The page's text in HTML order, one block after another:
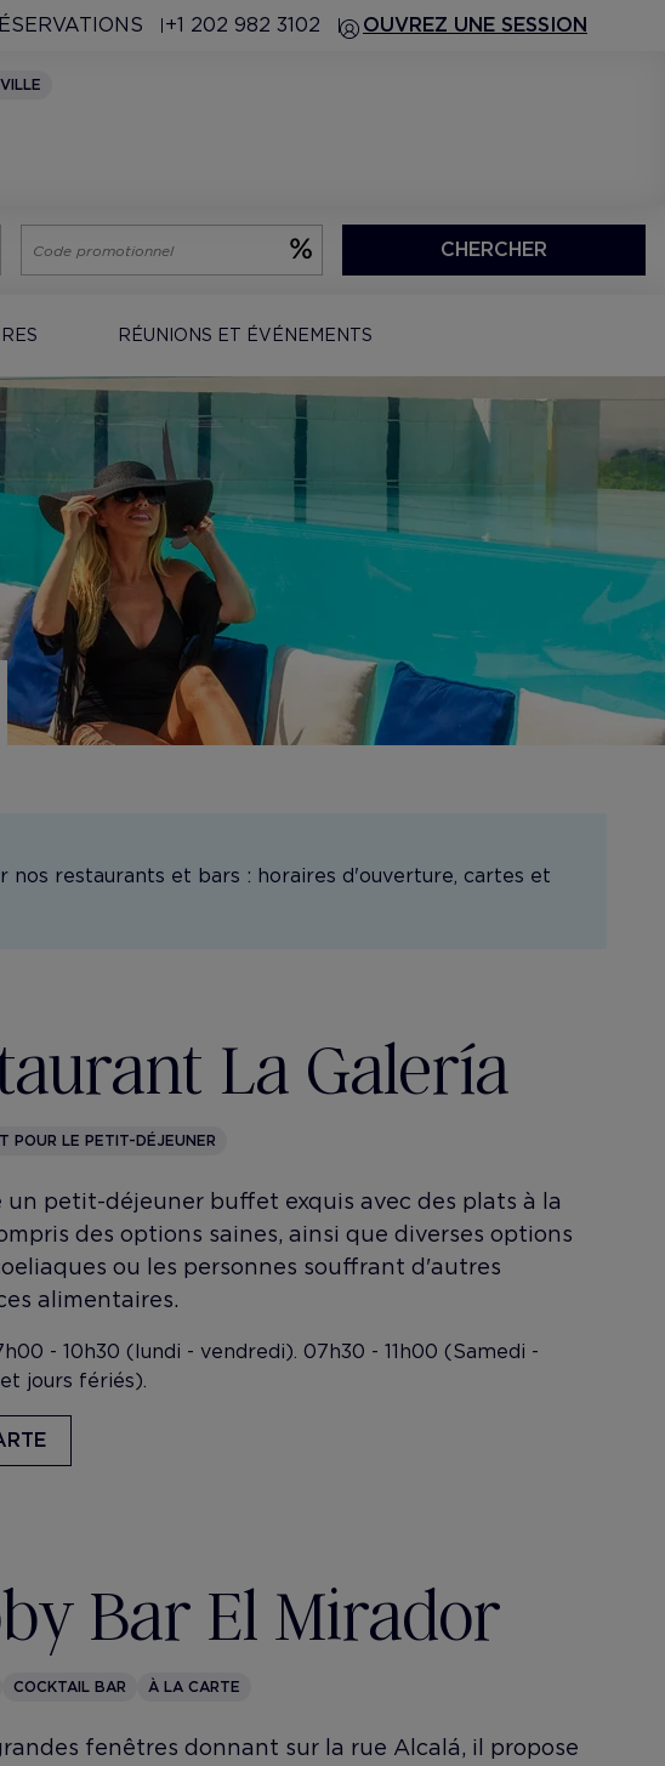
+1 202 982 3102 OUVREZ UNE SESSION
CHERCHER
RÉUNIONS ET ÉVÉNEMENTS
restaurants et bars : horaires d'ouverture, cartes et
La Galería
POUR LE PETIT-DÉJEUNER
un petit-déjeuner buffet exquis avec des plats à la
des options saines, ainsi que diverses options
ou les personnes souffrant d'autres
alimentaires.
- 10h30 (lundi - vendredi). 07h30 - 11h00 (Samedi -
jours fériés).
Bar El Mirador
COCKTAIL BAR À LA CARTE
fenêtres donnant sur la rue Alcalá, il propose